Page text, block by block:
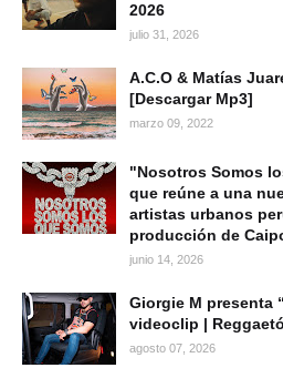
2026
julio 31, 2026
A.C.O & Matías
[Descargar Mp3]
marzo 09, 2022
"Nosotros Somos
que reúne a una
artistas urbanos
producción de
junio 14, 2026
Giorgie M presenta
videoclip |
agosto 07, 2026